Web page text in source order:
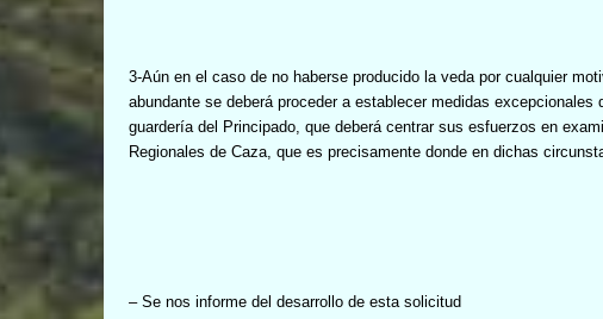
3-Aún en el caso de no haberse producido la veda por cualquier
abundante se deberá proceder a establecer medidas
guardería del Principado, que deberá centrar sus esfuerzos en
Regionales de Caza, que es precisamente donde en dichas
– Se nos informe del desarrollo de esta solicitud